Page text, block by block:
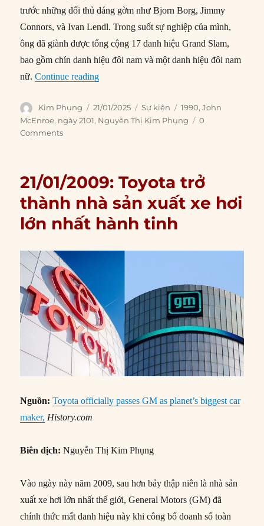
trước những đối thủ đáng gờm như Bjorn Borg, Jimmy
Connors, và Ivan Lendl. Trong suốt sự nghiệp của mình,
ông đã giành được tổng cộng 17 danh hiệu Grand Slam,
bao gồm chín danh hiệu đôi nam và một danh hiệu đôi nam
nữ.Continue reading“21/01/1990: McEnroe bị loại khỏi Giải
Author
Kim Phụng
Posted
on
21/01/2025 Categories
Sự kiện Tags
1990,John
McEnroe, ngày 2101, Nguyễn Thị Kim Phụng
0
Comments
21/01/2009: Toyota trở
thành nhà sản xuất xe hơi
lớn nhất hành tinh
Nguồn:Toyota officially passes GM as planet’s biggest car
maker, History.com
Biên dịch: Nguyễn Thị Kim Phụng
Vào ngày này năm 2009, sau hơn bảy thập niên là nhà sản
xuất xe hơi lớn nhất thế giới, General Motors (GM) đã
chính thức mất danh hiệu này khi công bố doanh số toàn